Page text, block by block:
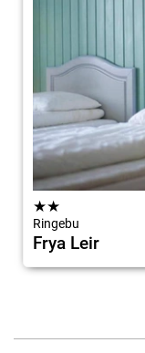
★★
Ringebu
Frya Leir